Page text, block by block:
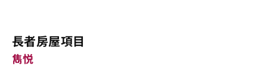
長者房屋項目
雋悦